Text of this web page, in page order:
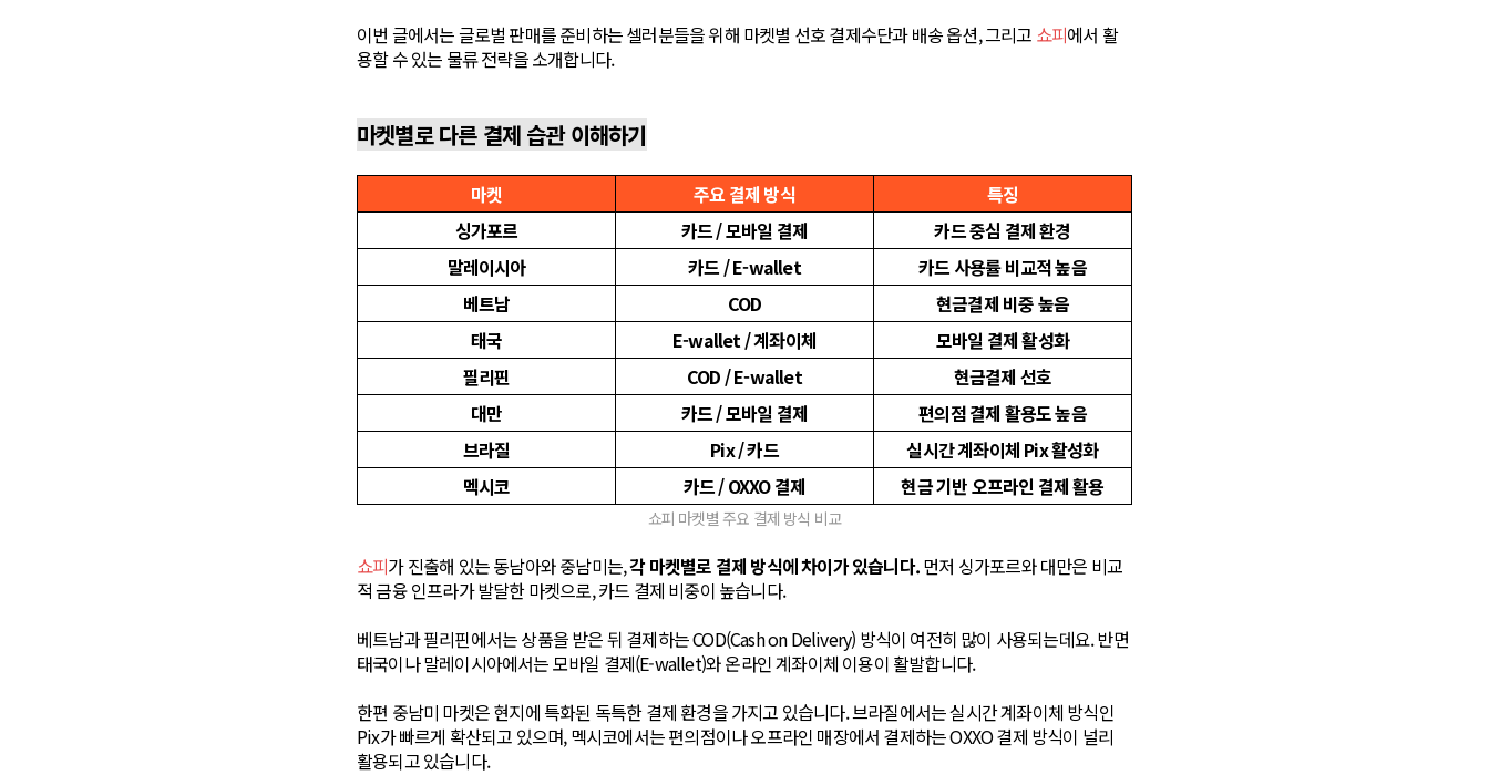
이번 글에서는 글로벌 판매를 준비하는 셀러분들을 위해 마켓별 선호 결제수단과 배송 옵션, 그리고 쇼피에서 활
용할 수 있는 물류 전략을 소개합니다.
마켓별로 다른 결제 습관 이해하기
마켓 주요 결제 방식
특징
싱가포르
카드 / 모바일 결제
카드 중심 결제 환경
말레이시아
카드 / E-wallet 카드 사용률비교적 높음
베트남
COD
현금결제 비중 높음
태국
E-wallet / 계좌이체
모바일 결제 활성화
필리핀
COD / E-wallet
현금결제 선호
대만
카드 / 모바일 결제
편의점 결제 활용도 높음
브라질
Pix / 카드
실시간 계좌이체 Pix 활성화
멕시코
카드 / OXXO 결제 현금 기반 오프라인 결제 활용
쇼피 마켓별 주요 결제 방식 비교
쇼피가 진출해 있는 동남아와 중남미는,각 마켓별로 결제 방식에 차이가 있습니다.먼저 싱가포르와 대만은 비교
적 금융 인프라가 발달한 마켓으로, 카드 결제 비중이 높습니다.
베트남과 필리핀에서는 상품을 받은 뒤 결제하는 COD(Cash on Delivery) 방식이 여전히 많이 사용되는데요. 반면
태국이나 말레이시아에서는 모바일 결제(E-wallet)와 온라인 계좌이체 이용이 활발합니다.
한편 중남미 마켓은 현지에 특화된 독특한 결제 환경을 가지고 있습니다. 브라질에서는 실시간 계좌이체 방식인
Pix가 빠르게 확산되고 있으며, 멕시코에서는 편의점이나 오프라인 매장에서 결제하는 OXXO 결제 방식이 널리
활용되고 있습니다.